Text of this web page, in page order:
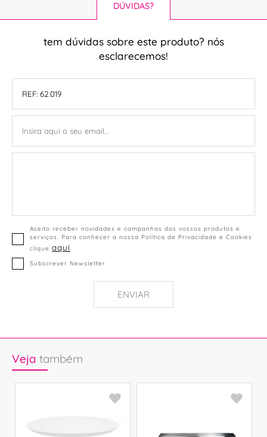
DÚVIDAS?
tem dúvidas sobre este produto? nós
esclarecemos!
Aceito receber novidades e campanhas dos vossos produtos e
serviços. Para conhecer a nossa Política de Privacidade e Cookies
clique aqui.
Subscrever Newsletter
ENVIAR
Veja também